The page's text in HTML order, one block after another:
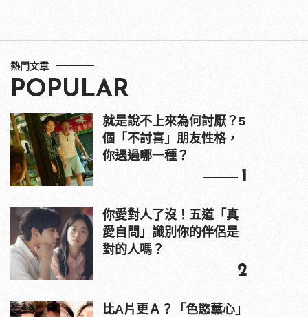
熱門文章
POPULAR
就是說不上來為何討厭？5
個「不討喜」朋友性格，
你遇過哪一種？
1
你愛對人了沒！五道「真
愛自問」識別你的伴侶是
對的人嗎？
2
比A片更Ａ？「色慾薰心」